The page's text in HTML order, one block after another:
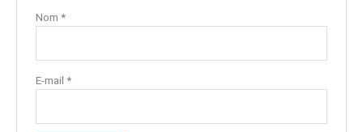
Nom *
E-mail *